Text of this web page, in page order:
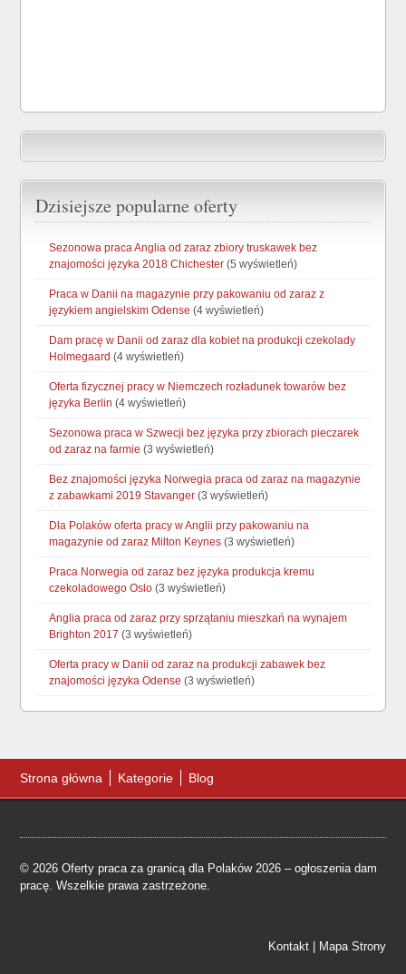
Dzisiejsze popularne oferty
Sezonowa praca Anglia od zaraz zbiory truskawek bez
znajomości języka 2018 Chichester (5 wyświetleń)
Praca w Danii na magazynie przy pakowaniu od zaraz z
językiem angielskim Odense (4 wyświetleń)
Dam pracę w Danii od zaraz dla kobiet na produkcji czekolady
Holmegaard (4 wyświetleń)
Oferta fizycznej pracy w Niemczech rozładunek towarów bez
języka Berlin (4 wyświetleń)
Sezonowa praca w Szwecji bez języka przy zbiorach pieczarek
od zaraz na farmie (3 wyświetleń)
Bez znajomości języka Norwegia praca od zaraz na magazynie
z zabawkami 2019 Stavanger (3 wyświetleń)
Dla Polaków oferta pracy w Anglii przy pakowaniu na
magazynie od zaraz Milton Keynes (3 wyświetleń)
Praca Norwegia od zaraz bez języka produkcja kremu
czekoladowego Oslo (3 wyświetleń)
Anglia praca od zaraz przy sprzątaniu mieszkań na wynajem
Brighton 2017 (3 wyświetleń)
Oferta pracy w Danii od zaraz na produkcji zabawek bez
znajomości języka Odense (3 wyświetleń)
Strona główna Kategorie Blog
© 2026 Oferty praca za granicą dla Polaków 2026 – ogłoszenia dam
pracę. Wszelkie prawa zastrzeżone.
Kontakt| Mapa Strony